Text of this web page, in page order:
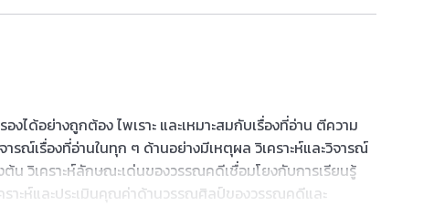
ได้อย่างถูกต้อง ไพเราะ และเหมาะสมกับเรื่องที่อ่าน ตีความ
ารณ์เรื่องที่อ่านในทุก ๆ ด้านอย่างมีเหตุผล วิเคราะห์และวิจารณ์
วิเคราะห์ลักษณะเด่นของวรรณคดีเชื่อมโยงกับการเรียนรู้
าะห์และประเมินคุณค่าด้านวรรณศิลป์ของวรรณคดีและ